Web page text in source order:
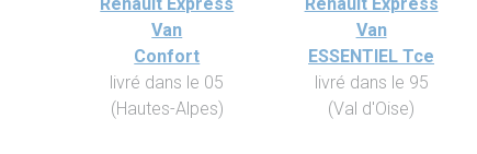
Van
Confort
livré dans le 05
(Hautes-Alpes)
Van
ESSENTIEL Tce
livré dans le 95
(Val d'Oise)